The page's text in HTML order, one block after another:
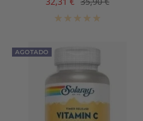
normal
AGOTADO